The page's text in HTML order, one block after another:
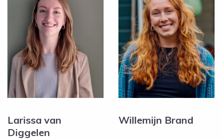
Larissa van
Diggelen
Willemijn Brand